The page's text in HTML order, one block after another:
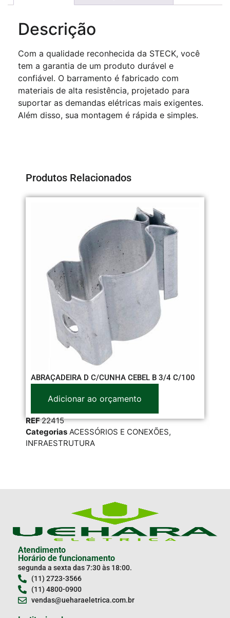
Descrição
Com a qualidade reconhecida da STECK, você
tem a garantia de um produto durável e
confiável. O barramento é fabricado com
materiais de alta resistência, projetado para
suportar as demandas elétricas mais exigentes.
Além disso, sua montagem é rápida e simples.
Produtos Relacionados
ABRAÇADEIRA D C/CUNHA CEBEL B 3/4 C/100
Adicionar ao orçamento
REF22415
Categorias ACESSÓRIOS E CONEXÕES,
INFRAESTRUTURA
Atendimento
Horário de funcionamento
segunda a sexta das 7:30 às 18:00.
(11) 2723-3566
(11) 4800-0900
vendas@ueharaeletrica.com.br